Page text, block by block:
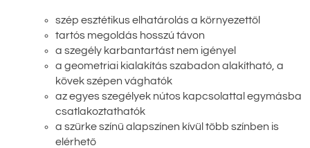
szép esztétikus elhatárolás a környezettől
tartós megoldás hosszú távon
a szegély karbantartást nem igényel
a geometriai kialakítás szabadon alakítható, a
kövek szépen vághatók
az egyes szegélyek nútos kapcsolattal egymásba
csatlakoztathatók
a szürke színű alapszínen kívül több színben is
elérhető